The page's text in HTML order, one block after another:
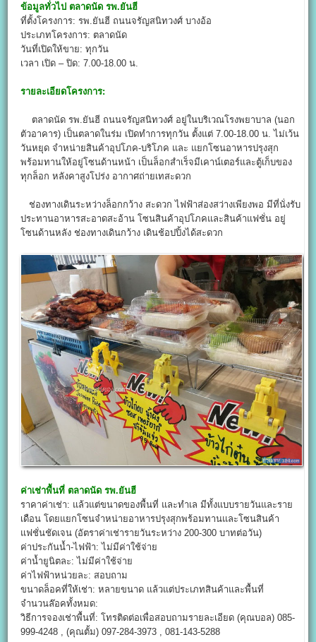
ข้อมูลทั่วไป ตลาดนัด รพ.ยันฮี
ที่ตั้งโครงการ: รพ.ยันฮี ถนนจรัญสนิทวงศ์ บางอ้อ
ประเภทโครงการ: ตลาดนัด
วันที่เปิดให้ขาย: ทุกวัน
เวลา เปิด – ปิด: 7.00-18.00 น.
รายละเอียดโครงการ:
ตลาดนัด รพ.ยันฮี ถนนจรัญสนิทวงศ์ อยู่ในบริเวณโรงพยาบาล (นอก
ตัวอาคาร) เป็นตลาดในร่ม เปิดทำการทุกวัน ตั้งแต่ 7.00-18.00 น. ไม่เว้น
วันหยุด จำหน่ายสินค้าอุปโภค-บริโภค และ แยกโซนอาหารปรุงสุก
พร้อมทานให้อยู่โซนด้านหน้า เป็นล็อกสำเร็จมีเคาน์เตอร์และตู้เก็บของ
ทุกล็อก หลังคาสูงโปร่ง อากาศถ่ายเทสะดวก
ช่องทางเดินระหว่างล็อกกว้าง สะดวก ไฟฟ้าส่องสว่างเพียงพอ มีที่นั่งรับ
ประทานอาหารสะอาดสะอ้าน โซนสินค้าอุปโภคและสินค้าแฟชั่น อยู่
โซนด้านหลัง ช่องทางเดินกว้าง เดินช้อปปิ้งได้สะดวก
ค่าเช่าพื้นที่ ตลาดนัด รพ.ยันฮี
ราคาค่าเช่า: แล้วแต่ขนาดของพื้นที่ และทำเล มีทั้งแบบรายวันและราย
เดือน โดยแยกโซนจำหน่ายอาหารปรุงสุกพร้อมทานและโซนสินค้า
แฟชั่นชัดเจน (อัตราค่าเช่ารายวันระหว่าง 200-300 บาทต่อวัน)
ค่าประกันน้ำ-ไฟฟ้า: ไม่มีค่าใช้จ่าย
ค่าน้ำยูนิตละ: ไม่มีค่าใช้จ่าย
ค่าไฟฟ้าหน่วยละ: สอบถาม
ขนาดล็อคที่ให้เช่า: หลายขนาด แล้วแต่ประเภทสินค้าและพื้นที่
จำนวนล๊อคทั้งหมด:
วิธีการจองเช่าพื้นที่: โทรติดต่อเพื่อสอบถามรายละเอียด (คุณบอล) 085-
999-4248 , (คุณตั้ม) 097-284-3973 , 081-143-5288